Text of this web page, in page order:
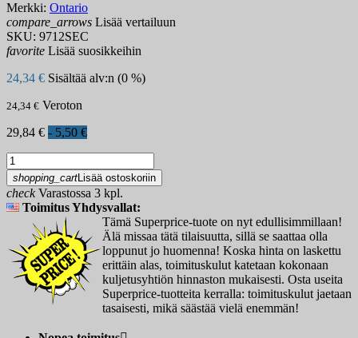
Merkki: Ontario
compare_arrows Lisää vertailuun
SKU: 9712SEC
favorite Lisää suosikkeihin
24,34 € Sisältää alv:n (0 %)
24,34 € Veroton
29,84 € - 5,50 €
shopping_cartLisää ostoskoriin
checkVarastossa 3 kpl.
Toimitus Yhdysvallat:
Tämä Superprice-tuote on nyt edullisimmillaan!
Älä missaa tätä tilaisuutta, sillä se saattaa olla
loppunut jo huomenna! Koska hinta on laskettu
erittäin alas, toimituskulut katetaan kokonaan
kuljetusyhtiön hinnaston mukaisesti. Osta useita
Superprice-tuotteita kerralla: toimituskulut jaetaan
tasaisesti, mikä säästää vielä enemmän!